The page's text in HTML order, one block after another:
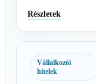
Részletek
Vállalkozói
hitelek